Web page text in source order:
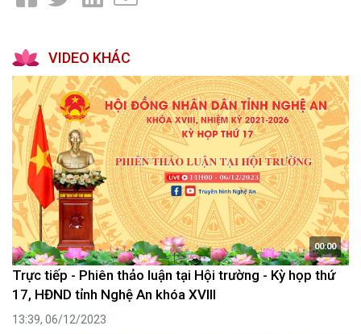
VIDEO KHÁC
00:00
Trực tiếp - Phiên thảo luận tại Hội trường - Kỳ họp thứ
17, HĐND tỉnh Nghệ An khóa XVIII
13:39, 06/12/2023